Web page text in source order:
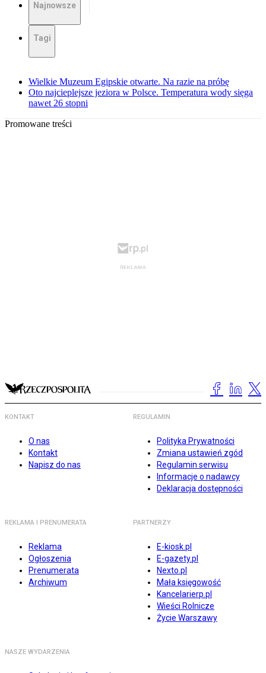
Najnowsze
Tagi
Wielkie Muzeum Egipskie otwarte. Na razie na próbę
Oto najcieplejsze jeziora w Polsce. Temperatura wody sięga
nawet 26 stopni
Promowane treści
KONTAKT
O nas
Kontakt
Napisz do nas
REGULAMIN
Polityka Prywatności
Zmiana ustawień zgód
Regulamin serwisu
Informacje o nadawcy
Deklaracja dostępności
REKLAMA I PRENUMERATA
Reklama
Ogłoszenia
Prenumerata
Archiwum
PARTNERZY
E-kiosk.pl
E-gazety.pl
Nexto.pl
Mała księgowość
Kancelarierp.pl
Wieści Rolnicze
Życie Warszawy
NASZE WYDARZENIA